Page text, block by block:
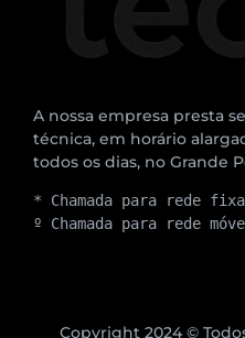
A nossa empresa presta
técnica, em horário
todos os dias, no Grande
* Chamada para rede
º Chamada para rede
Copyright 2024 ©